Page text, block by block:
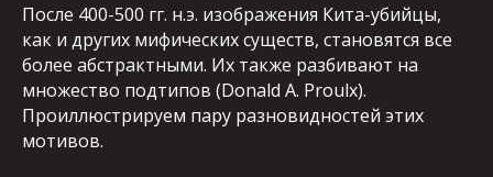
После 400-500 гг. н.э. изображения Кита-убийцы,
как и других мифических существ, становятся все
более абстрактными. Их также разбивают на
множество подтипов (Donald A. Proulx).
Проиллюстрируем пару разновидностей этих
мотивов.